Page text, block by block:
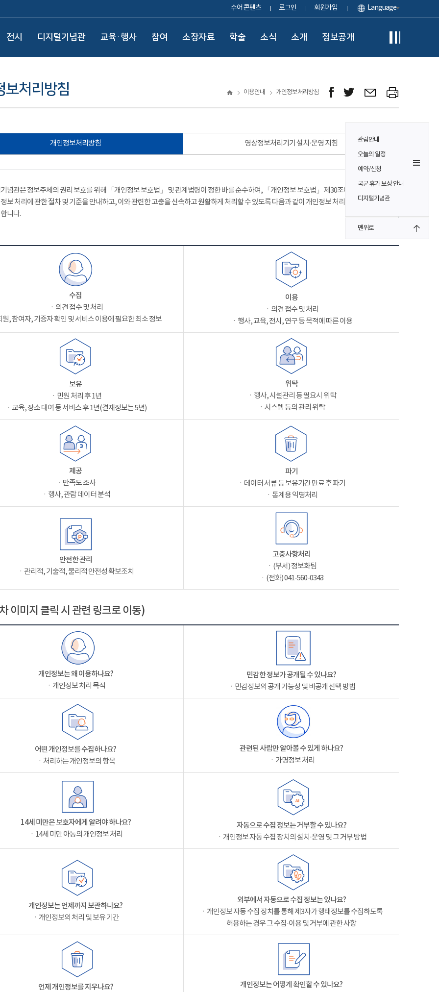
수어 콘텐츠 로그인 회원가입 Language
전시 디지털기념관 교육·행사 참여 소장자료 학술 소식 소개 정보공개
관람안내
오늘의 일정
예약/신청
국군 휴가 보상 안내
디지털기념관
맨위로
보처리방침 이용안내 개인정보처리방침
개인정보처리방침 영상정보처리기기 설치·운영 지침
념관은 정보주체의 권리 보호를 위해 「개인정보 보호법」 및 관계법령이 정한 바를 준수하여, 「개인정보 보호법」 제30조에 따라
보 처리에 관한 절차 및 기준을 안내하고, 이와 관련한 고충을 신속하고 원활하게 처리할 수 있도록 다음과 같이 개인정보 처리방침을
니다.
수집
ㆍ의견 접수 및 처리
원, 참여자, 기증자 확인 및 서비스 이용에 필요한 최소 정보
이용
ㆍ의견 접수 및 처리
ㆍ행사, 교육, 전시, 연구 등 목적에 따른 이용
보유
ㆍ민원 처리 후 1년
ㆍ교육, 장소 대여 등 서비스 후 1년(결재정보는 5년)
위탁
ㆍ행사, 시설관리 등 필요시 위탁
ㆍ시스템 등의 관리 위탁
제공
ㆍ만족도 조사
ㆍ행사, 관람 데이터 분석
파기
ㆍ데이터 서류 등 보유기간 만료 후 파기
ㆍ통계용 익명처리
안전한 관리
ㆍ관리적, 기술적, 물리적 안전성 확보조치
고충사항처리
ㆍ(부서) 정보화팀
ㆍ(전화) 041-560-0343
이미지 클릭 시 관련 링크로 이동)
개인정보는 왜 이용하나요?
ㆍ개인정보 처리 목적
민감한 정보가 공개될 수 있나요?
ㆍ민감정보의 공개 가능성 및 비공개 선택 방법
어떤 개인정보를 수집하나요?
ㆍ처리하는 개인정보의 항목
관련된 사람만 알아볼 수 있게 하나요?
ㆍ가명정보 처리
14세 미만은 보호자에게 알려야 하나요?
ㆍ14세 미만 아동의 개인정보 처리
자동으로 수집 정보는 거부할 수 있나요?
ㆍ개인정보 자동 수집 장치의 설치·운영 및 그 거부 방법
개인정보는 언제까지 보관하나요?
ㆍ개인정보의 처리 및 보유 기간
외부에서 자동으로 수집 정보는 있나요?
ㆍ개인정보 자동 수집 장치를 통해 제3자가 행태정보를 수집하도록
허용하는 경우 그 수집·이용 및 거부에 관한 사항
언제 개인정보를 지우나요?
개인정보는 어떻게 확인할 수 있나요?